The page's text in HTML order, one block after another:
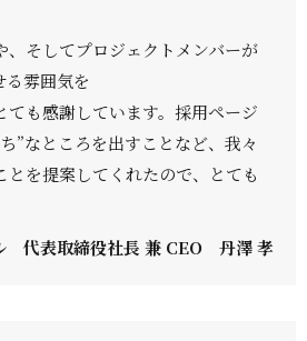
、そしてプロジェクトメンバーが
る雰囲気を
ても感謝しています。採用ページ
”なところを出すことなど、我々
とを提案してくれたので、とても
代表取締役社長 兼 CEO 丹澤 孝